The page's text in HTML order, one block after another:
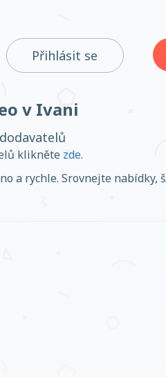
Přihlásit se
v Ivani
klikněte zde.
a rychle. Srovnejte nabídky,